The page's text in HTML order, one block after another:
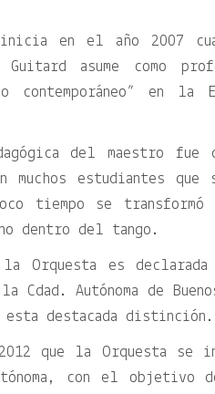
en el año 2007
asume como
contemporáneo” en la
del maestro
estudiantes que
tiempo se transformó
dentro del tango.
la Orquesta es
Cdad. Autónoma de
destacada distinción.
que la Orquesta se
con el objetivo